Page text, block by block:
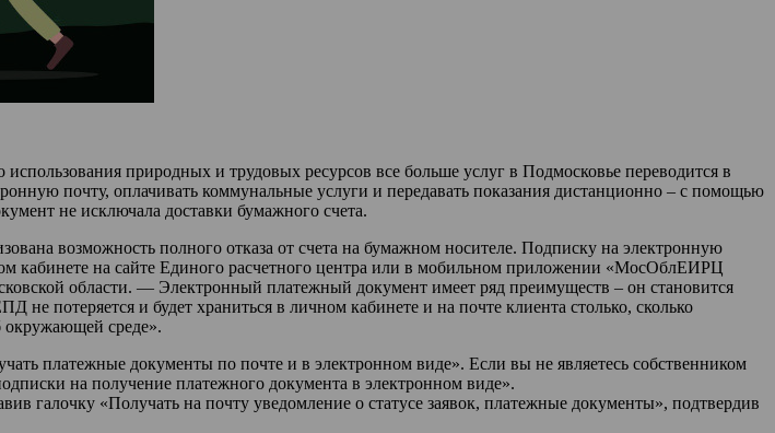
природных и трудовых ресурсов все больше услуг в Подмосковье переводится в
почту, оплачивать коммунальные услуги и передавать показания дистанционно – с помощью
не исключала доставки бумажного счета.
возможность полного отказа от счета на бумажном носителе. Подписку на электронную
кабинете на сайте Единого расчетного центра или в мобильном приложении «МосОблЕИРЦ
области. — Электронный платежный документ имеет ряд преимуществ – он становится
потеряется и будет храниться в личном кабинете и на почте клиента столько, сколько
окружающей среде».
платежные документы по почте и в электронном виде». Если вы не являетесь собственником
на получение платежного документа в электронном виде».
галочку «Получать на почту уведомление о статусе заявок, платежные документы», подтвердив